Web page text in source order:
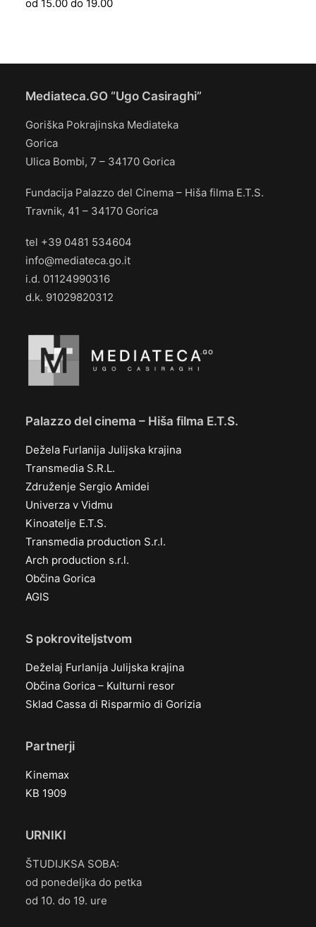
od 15.00 do 19.00
Mediateca.GO “Ugo Casiraghi”
Goriška Pokrajinska Mediateka
Gorica
Ulica Bombi, 7 – 34170 Gorica
Fundacija Palazzo del Cinema – Hiša filma E.T.S.
Travnik, 41 – 34170 Gorica
tel +39 0481 534604
info@mediateca.go.it
i.d. 01124990316
d.k. 91029820312
Palazzo del cinema – Hiša filma E.T.S.
Dežela Furlanija Julijska krajina
Transmedia S.R.L.
Združenje Sergio Amidei
Univerza v Vidmu
Kinoatelje E.T.S.
Transmedia production S.r.l.
Arch production s.r.l.
Občina Gorica
AGIS
S pokroviteljstvom
Deželaj Furlanija Julijska krajina
Občina Gorica – Kulturni resor
Sklad Cassa di Risparmio di Gorizia
Partnerji
Kinemax
KB 1909
URNIKI
ŠTUDIJKSA SOBA:
od ponedeljka do petka
od 10. do 19. ure